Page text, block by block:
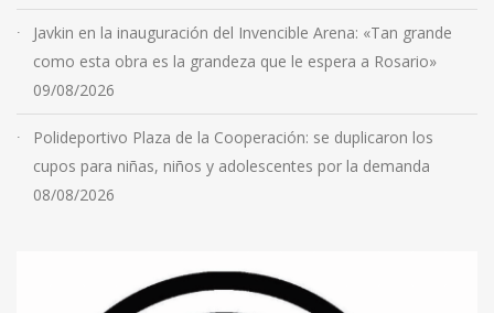
Javkin en la inauguración del Invencible Arena: «Tan grande
como esta obra es la grandeza que le espera a Rosario»
09/08/2026
Polideportivo Plaza de la Cooperación: se duplicaron los
cupos para niñas, niños y adolescentes por la demanda
08/08/2026